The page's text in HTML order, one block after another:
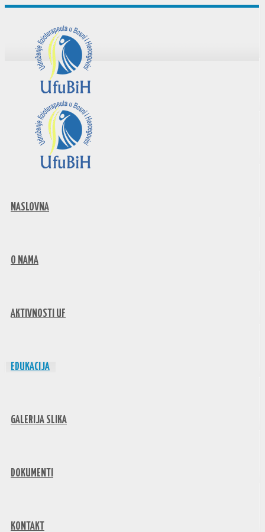
NASLOVNA
O NAMA
AKTIVNOSTI UF
EDUKACIJA
GALERIJA SLIKA
DOKUMENTI
KONTAKT